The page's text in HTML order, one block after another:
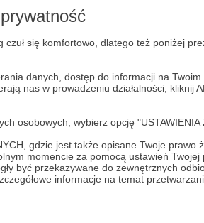
się komfortowo, dlatego też poniżej
danych, dostęp do informacji na
nas w prowadzeniu działalności, kliknij
osobowych, wybierz opcję "USTAWIENIA
gdzie jest także opisane Twoje prawo
momencie za pomocą ustawień
być przekazywane do zewnętrznych
informacje na temat